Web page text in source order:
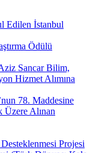
Edilen İstanbul
Ödülü
Sancar Bilim,
Hizmet Alımına
78. Maddesine
Alınan
Projesi